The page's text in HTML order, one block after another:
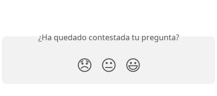
¿Ha quedado contestada tu pregunta?
😞 😐 😃